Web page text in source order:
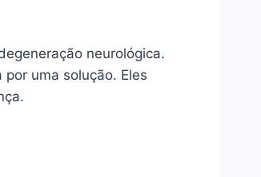
neurológica.
uma solução. Eles